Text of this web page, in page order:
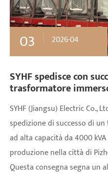
03 2026-04
SYHF spedisce con
trasformatore
​SYHF (Jiangsu) Electric Co.,
spedizione di successo di
ad alta capacità da 4000
produzione nella città di
Questa consegna segna un